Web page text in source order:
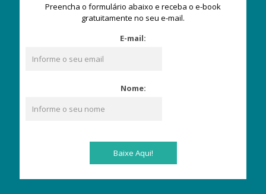
Preencha o formulário abaixo e receba o e-book
gratuitamente no seu e-mail.
E-mail:
Nome:
Baixe Aqui!